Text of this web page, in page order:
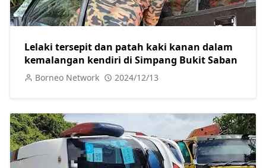
Lelaki tersepit dan patah kaki kanan dalam
kemalangan kendiri di Simpang Bukit Saban
Borneo Network 2024/12/13